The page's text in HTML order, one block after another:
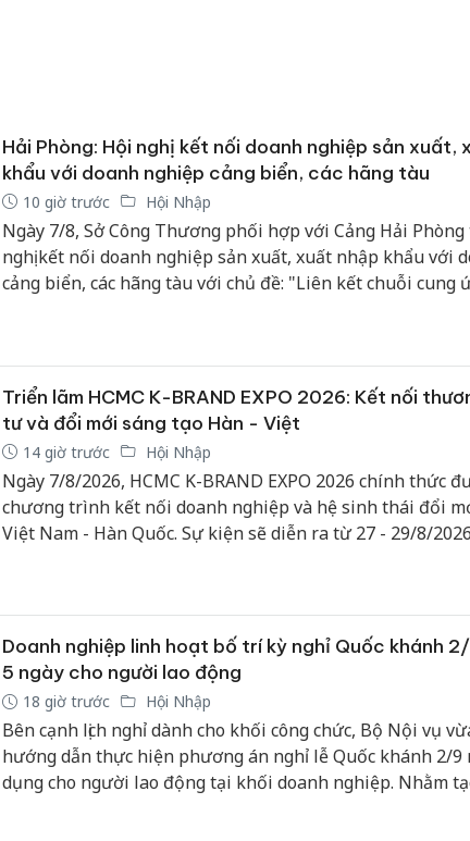
Hải Phòng: Hội nghị kết nối doanh nghiệp sản xuất,
khẩu với doanh nghiệp cảng biển, các hãng tàu
10 giờ trước Hội Nhập
Ngày 7/8, Sở Công Thương phối hợp với Cảng Hải
nghị kết nối doanh nghiệp sản xuất, xuất nhập khẩu với
cảng biển, các hãng tàu với chủ đề: "Liên kết chuỗi cung
số 11-NQ/TU.
Triển lãm HCMC K-BRAND EXPO 2026: Kết nối
tư và đổi mới sáng tạo Hàn - Việt
14 giờ trước Hội Nhập
Ngày 7/8/2026, HCMC K-BRAND EXPO 2026 chính thức
chương trình kết nối doanh nghiệp và hệ sinh thái đổi
Việt Nam - Hàn Quốc. Sự kiện sẽ diễn ra từ 27 - 29/8/
công nghệ và AI chiếm hơn 40% tổng số gian hàng.
Doanh nghiệp linh hoạt bố trí kỳ nghỉ Quốc khánh
5 ngày cho người lao động
18 giờ trước Hội Nhập
Bên cạnh lịch nghỉ dành cho khối công chức, Bộ Nội vụ
hướng dẫn thực hiện phương án nghỉ lễ Quốc khánh 2/9
dụng cho người lao động tại khối doanh nghiệp. Nhằm